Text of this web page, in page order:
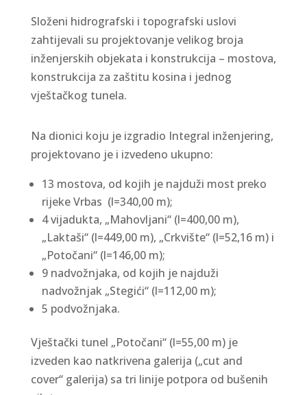
Složeni hidrografski i topografski uslovi
zahtijevali su projektovanje velikog broja
inženjerskih objekata i konstrukcija – mostova,
konstrukcija za zaštitu kosina i jednog
vještačkog tunela.
Na dionici koju je izgradio Integral inženjering,
projektovano je i izvedeno ukupno:
13 mostova, od kojih je najduži most preko
rijeke Vrbas (l=340,00 m);
4 vijadukta, „Mahovljani“ (l=400,00 m),
„Laktaši“ (l=449,00 m), „Crkvište“ (l=52,16 m) i
„Potočani“ (l=146,00 m);
9 nadvožnjaka, od kojih je najduži
nadvožnjak „Stegići“ (l=112,00 m);
5 podvožnjaka.
Vještački tunel „Potočani“ (l=55,00 m) je
izveden kao natkrivena galerija („cut and
cover“ galerija) sa tri linije potpora od bušenih